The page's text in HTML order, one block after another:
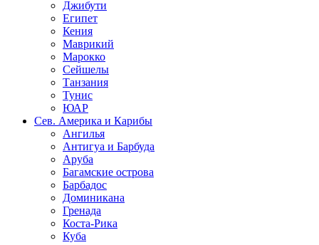
Джибути
Египет
Кения
Маврикий
Марокко
Сейшелы
Танзания
Тунис
ЮАР
Сев. Америка и Карибы
Ангилья
Антигуа и Барбуда
Аруба
Багамские острова
Барбадос
Доминикана
Гренада
Коста-Рика
Куба